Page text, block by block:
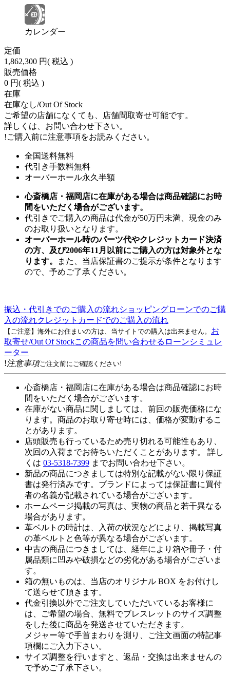
カレンダー
定価
1,862,300 円( 税込 )
販売価格
0 円( 税込 )
在庫
在庫なし/Out Of Stock
ご希望の店舗になくても、店舗間取寄せ可能です。
詳しくは、お問い合わせ下さい。
!ご購入前に注意事項をお読みください。
全国送料無料
代引き手数料無料
オーバーホール永久半額
心斎橋店・福岡店に在庫がある場合は商品確認にお時
間をいただく場合がございます。
代引きでご購入の商品は代金が50万円未満、現金のみ
のお取り扱いとなります。
オーバーホール時のパーツ代やクレジットカード決済
の方、及び2006年11月以前にご購入の方は対象外とな
ります。
また、当店保証書のご提示が条件となります
ので、予めご了承ください。
振込・代引きでのご購入の流れショッピングローンでのご購
入の流れクレジットカードでのご購入の流れ
【ご注意】海外にお住まいの方は、当サイトでの購入は出来ません。 お
取寄せ/Out Of Stockこの商品を問い合わせる ローンシミュレ
ーター
!注意事項ご注文前にご確認ください!
心斎橋店・福岡店に在庫がある場合は商品確認にお時
間をいただく場合がございます。
在庫がない商品に関しましては、前回の販売価格にな
ります。商品のお取り寄せ時には、価格が変動するこ
とがあります。
店頭販売も行っているため売り切れる可能性もあり、
次回の入荷までお待ちいただくことがあります。 詳し
くは 03-5318-7399 までお問い合わせ下さい。
新品の商品につきましては特別な記載がない限り保証
書は発行済みです。ブランドによっては保証書に買付
者の名義が記載されている場合がございます。
ホームページ掲載の写真は、実物の商品と若干異なる
場合があります。
革ベルトの時計は、入荷の状況などにより、掲載写真
の革ベルトと色等が異なる場合がございます。
中古の商品につきましては、経年により箱や冊子・付
属品類に凹みや破損などの劣化がある場合がございま
す。
箱の無いものは、当店のオリジナル BOX をお付けし
て送らせて頂きます。
代金引換以外でご注文していただいているお客様に
は、ご希望の場合、無料でブレスレットのサイズ調整
をした後に商品を発送させていただきます。
メジャー等で手首まわりを測り、ご注文画面の特記事
項欄にご入力下さい。
サイズ調整を行いますと、返品・交換は出来ませんの
で予めご了承下さい。